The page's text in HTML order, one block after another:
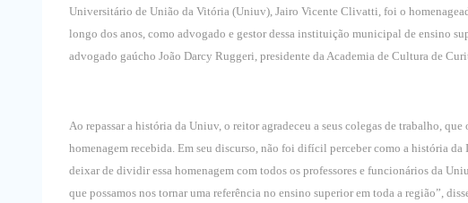
Universitário de União da Vitória (Uniuv), Jairo Vicente Clivatti, foi o
longo dos anos, como advogado e gestor dessa instituição municipal de ensino
advogado gaúcho João Darcy Ruggeri, presidente da Academia de Cultura de
Ao repassar a história da Uniuv, o reitor agradeceu a seus colegas de trabalho,
homenagem recebida. Em seu discurso, não foi difícil perceber como a história
deixar de dividir essa homenagem com todos os professores e funcionários da
que possamos nos tornar uma referência no ensino superior em toda a região”,